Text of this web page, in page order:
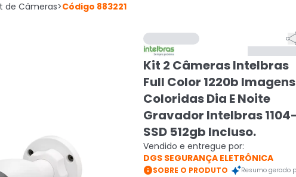
de Câmeras>Código 883221
Kit 2 Câmeras Intelbras
Full Color 1220b Imagens
Coloridas Dia E Noite
Gravador Intelbras
SSD 512gb Incluso.
Vendido e entregue por:
DGS SEGURANÇA ELETRÔNICA
SOBRE O PRODUTO Resumo gerado